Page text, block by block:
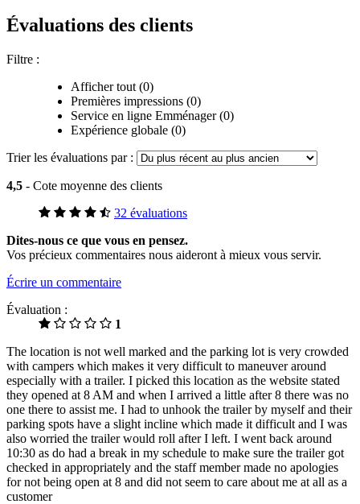
Évaluations des clients
Filtre :
Afficher tout (0)
Premières impressions (0)
Service en ligne Emménager (0)
Expérience globale (0)
Trier les évaluations par :
4,5 - Cote moyenne des clients
32 évaluations
Dites-nous ce que vous en pensez.
Vos précieux commentaires nous aideront à mieux vous servir.
Écrire un commentaire
Évaluation :
1
The location is not well marked and the parking lot is very crowded
with campers which makes it very difficult to maneuver around
especially with a trailer. I picked this location as the website stated
they opened at 8 AM and when I arrived a little after 8 there was no
one there to assist me. I had to unhook the trailer by myself and their
parking spots have a slight incline which made it difficult and I was
also worried the trailer would roll after I left. I went back around
10:30 as do had a break in my schedule to make sure the trailer got
checked in appropriately and the staff member made no apologies
for not being open at 8 and did not seem to care about me at all as a
customer